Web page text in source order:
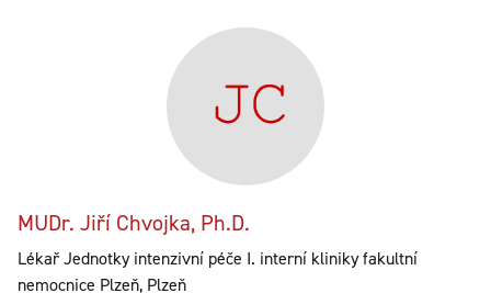
MUDr. Jiří Chvojka, Ph.D.
Lékař Jednotky intenzivní péče I. interní kliniky fakultní
nemocnice Plzeň, Plzeň